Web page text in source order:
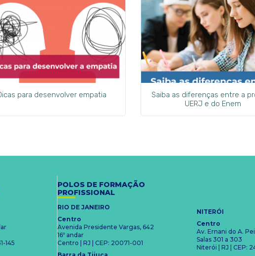
para desenvolver empatia
Saiba as diferenças entre a
UERJ e do Enem
145
POLOS DE FORMAÇÃO
PROFISSIONAL
RIO DE JANEIRO
Centro
Avenida Presidente Vargas, 642
16º andar
Centro | RJ | CEP: 20071-001
NITERÓI
Centro
Av. Ernani do A.
Salas 301 a 303
Niterói | RJ | CEP: